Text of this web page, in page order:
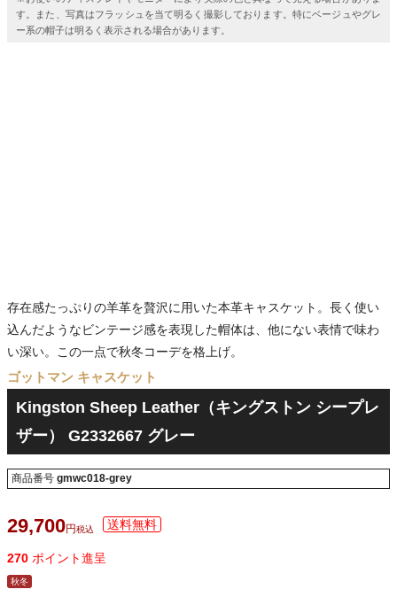
す。また、写真はフラッシュを当て明るく撮影しております。特にベージュやグレ
ー系の帽子は明るく表示される場合があります。
存在感たっぷりの羊革を贅沢に用いた本革キャスケット。長く使い
込んだようなビンテージ感を表現した帽体は、他にない表情で味わ
い深い。この一点で秋冬コーデを格上げ。
ゴットマン キャスケット
Kingston Sheep Leather（キングストン シープレ
ザー） G2332667 グレー
商品番号 gmwc018-grey
29,700 税込
270 ポイント進呈
秋冬